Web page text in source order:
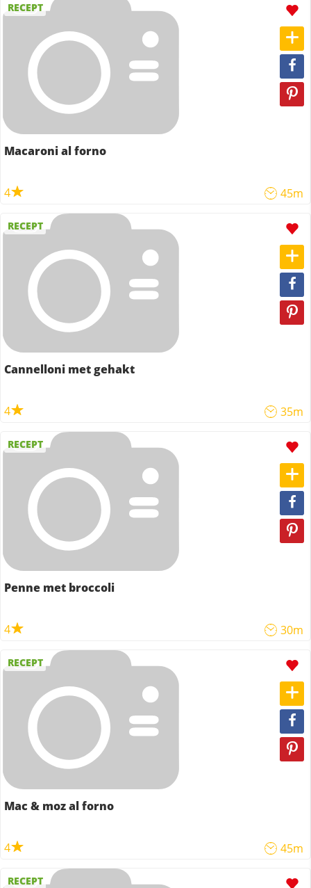
RECEPT
Macaroni al forno
4 45m
RECEPT
Cannelloni met gehakt
4 35m
RECEPT
Penne met broccoli
4 30m
RECEPT
Mac & moz al forno
4 45m
RECEPT